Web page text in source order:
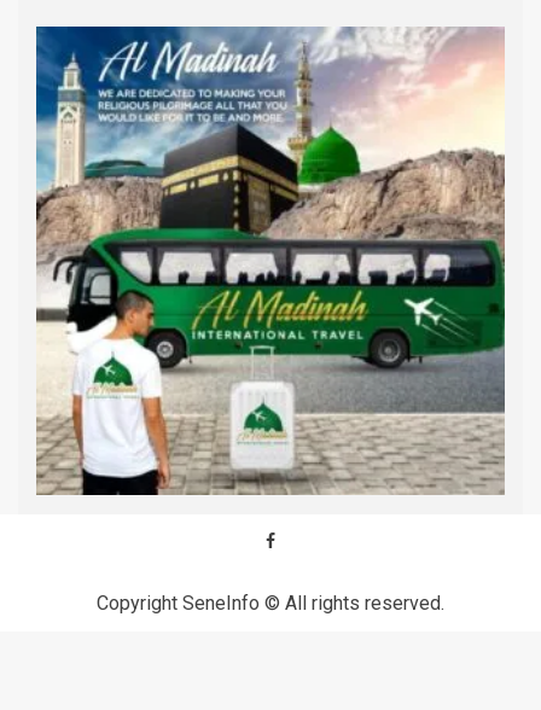
Copyright SeneInfo © All rights reserved.